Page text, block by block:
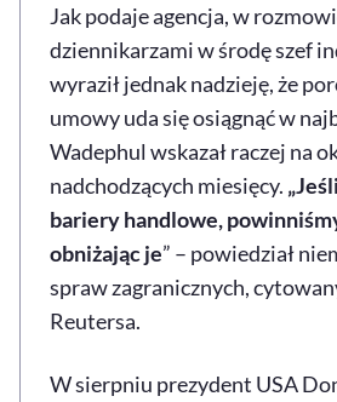
Jak podaje agencja, w
dziennikarzami w środę szef
wyraził jednak nadzieję, że
umowy uda się osiągnąć w
Wadephul wskazał raczej na
nadchodzących miesięcy.
bariery handlowe,
obniżając je” – powiedział
spraw zagranicznych,
Reutersa.
W sierpniu prezydent USA